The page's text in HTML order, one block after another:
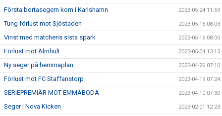
Första bortasegern kom i Karlshamn 2023-05-24 11:59
Tung förlust mot Sjöstaden 2023-05-16 08:03
Vinst med matchens sista spark 2023-05-16 08:00
Förlust mot Älmhult 2023-05-04 13:13
Ny seger på hemmaplan 2023-04-26 07:10
Förlust mot FC Staffanstorp 2023-04-19 07:24
SERIEPREMIÄR MOT EMMABODA 2023-04-10 07:30
Seger i Nova Kicken 2023-02-01 12:23